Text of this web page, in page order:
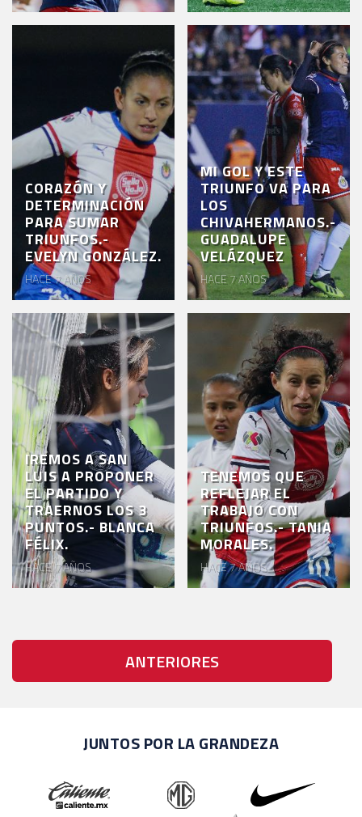
CORAZÓN Y
DETERMINACIÓN
PARA SUMAR
TRIUNFOS.-
EVELYN GONZÁLEZ.
HACE 7 AÑOS
MI GOL Y ESTE
TRIUNFO VA PARA
LOS
CHIVAHERMANOS.-
GUADALUPE
VELÁZQUEZ
HACE 7 AÑOS
IREMOS A SAN
LUIS A PROPONER
EL PARTIDO Y
TRAERNOS LOS 3
PUNTOS.- BLANCA
FÉLIX.
HACE 7 AÑOS
TENEMOS QUE
REFLEJAR EL
TRABAJO CON
TRIUNFOS.- TANIA
MORALES.
HACE 7 AÑOS
ANTERIORES
JUNTOS POR LA GRANDEZA